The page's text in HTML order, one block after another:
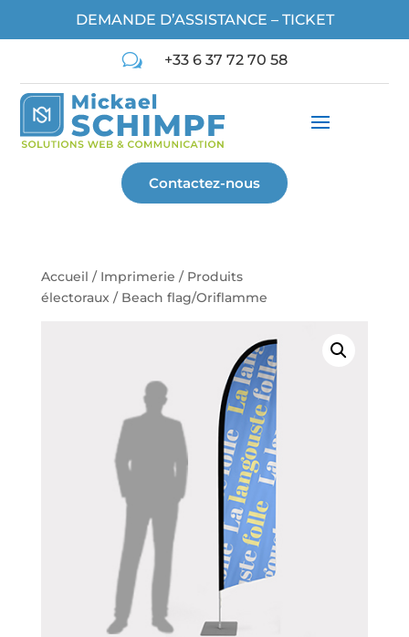
DEMANDE D’ASSISTANCE – TICKET
w +33 6 37 72 70 58
Contactez-nous
Accueil / Imprimerie / Produits
électoraux/ Beach flag/Oriflamme